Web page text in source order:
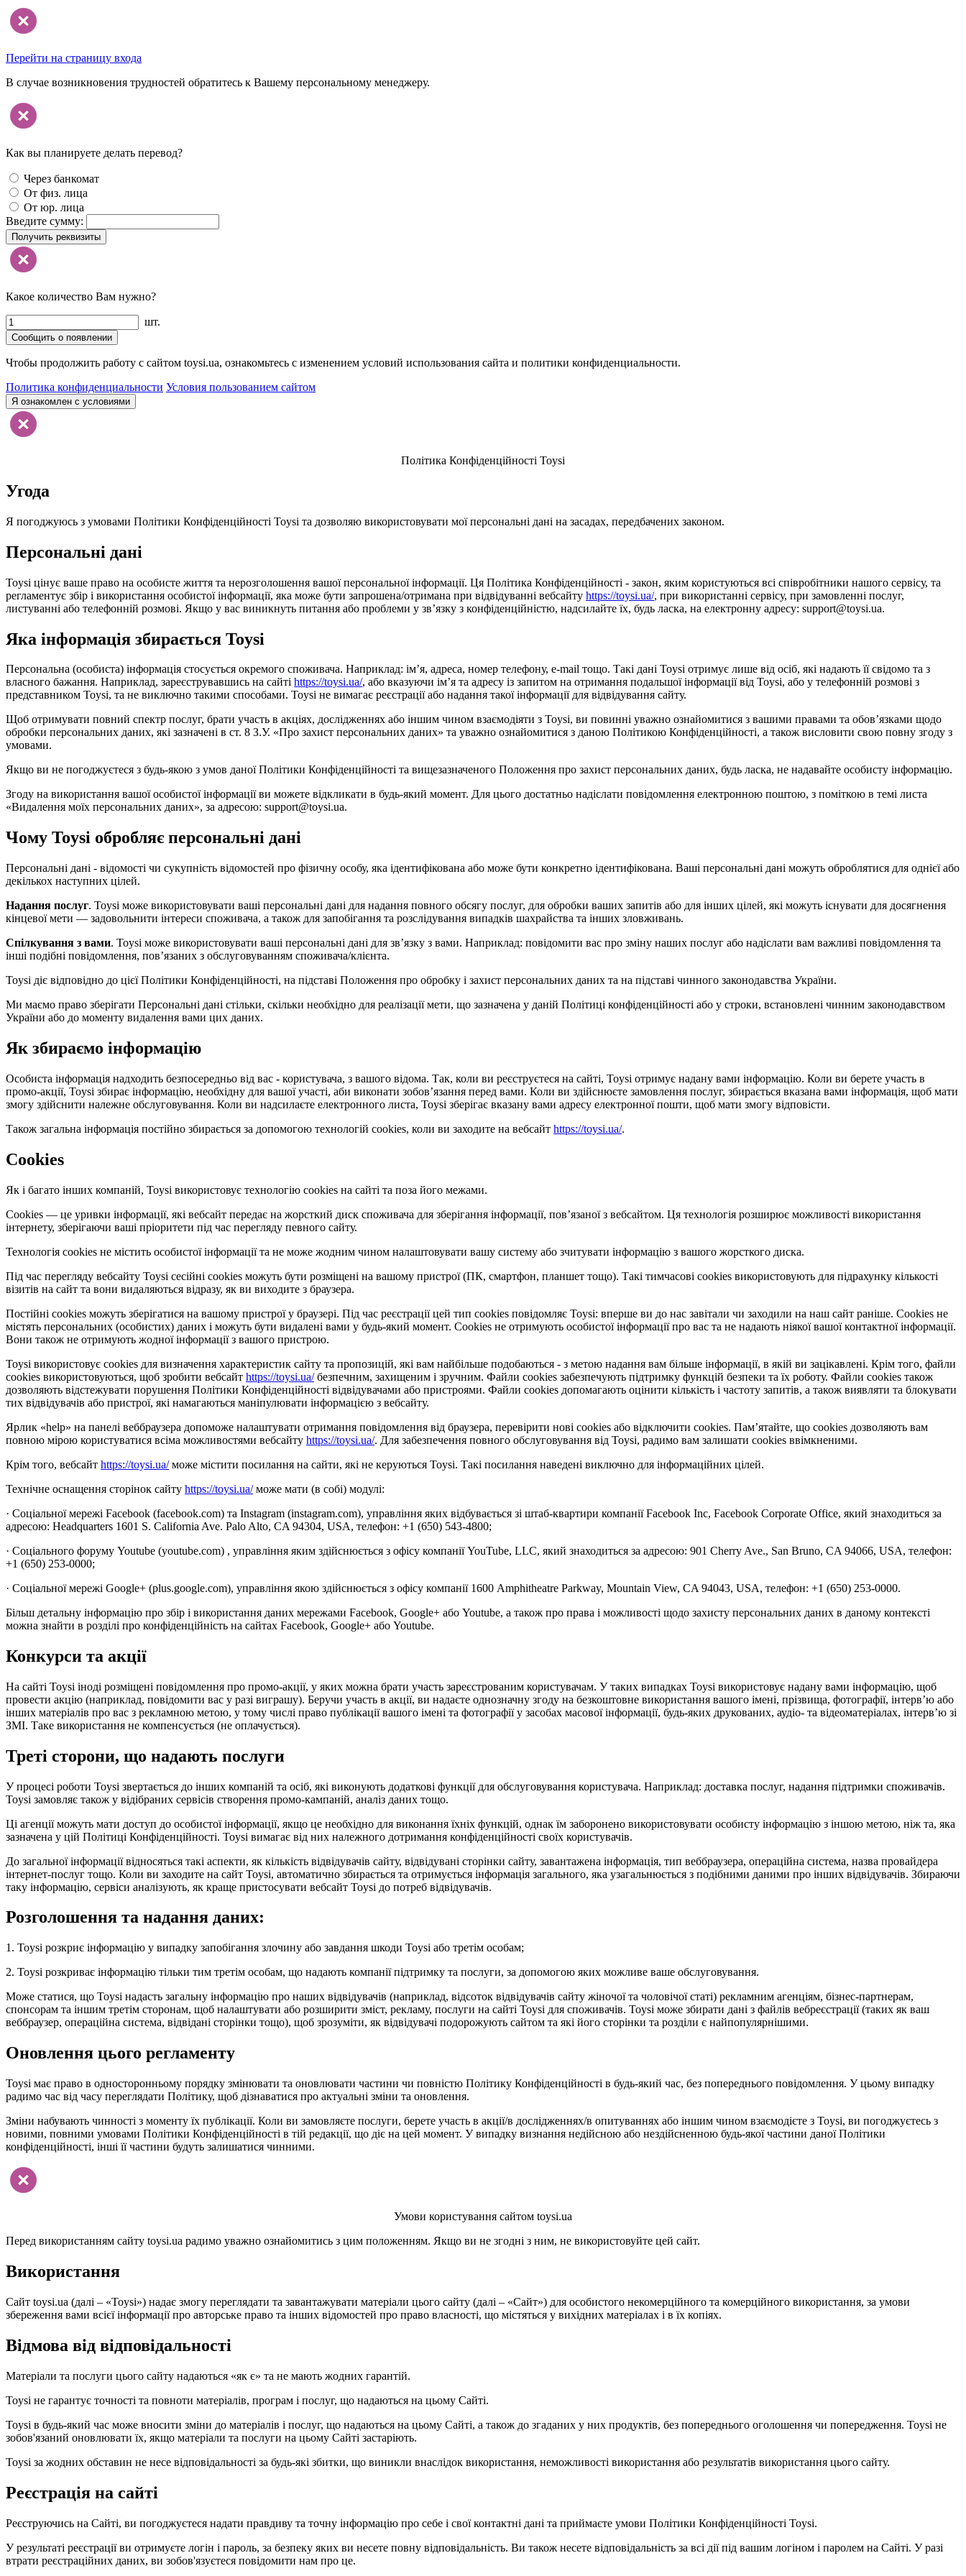
Перейти на страницу входа
В случае возникновения трудностей обратитесь к Вашему персональному менеджеру.
Как вы планируете делать перевод?
Через банкомат
От физ. лица
От юр. лица
Введите сумму:
Получить реквизиты
Какое количество Вам нужно?
шт.
Сообщить о появлении
Чтобы продолжить работу с сайтом toysi.ua, ознакомьтесь с изменением условий использования сайта и политики конфиденциальности.
Политика конфиденциальности Условия пользованием сайтом
Я ознакомлен с условиями
Політика Конфіденційності Toysi
Угода
Я погоджуюсь з умовами Політики Конфіденційності Toysi та дозволяю використовувати мої персональні дані на засадах, передбачених законом.
Персональні дані
Toysi цінує ваше право на особисте життя та нерозголошення вашої персональної інформації. Ця Політика Конфіденційності - закон, яким користуються всі співробітники нашого сервісу, та
регламентує збір і використання особистої інформації, яка може бути запрошена/отримана при відвідуванні вебсайту https://toysi.ua/, при використанні сервісу, при замовленні послуг,
листуванні або телефонній розмові. Якщо у вас виникнуть питання або проблеми у зв’язку з конфіденційністю, надсилайте їх, будь ласка, на електронну адресу: support@toysi.ua.
Яка інформація збирається Toysi
Персональна (особиста) інформація стосується окремого споживача. Наприклад: ім’я, адреса, номер телефону, e-mail тощо. Такі дані Toysi отримує лише від осіб, які надають її свідомо та з
власного бажання. Наприклад, зареєструвавшись на сайті https://toysi.ua/, або вказуючи ім’я та адресу із запитом на отримання подальшої інформації від Toysi, або у телефонній розмові з
представником Toysi, та не виключно такими способами. Toysi не вимагає реєстрації або надання такої інформації для відвідування сайту.
Щоб отримувати повний спектр послуг, брати участь в акціях, дослідженнях або іншим чином взаємодіяти з Toysi, ви повинні уважно ознайомитися з вашими правами та обов’язками щодо
обробки персональних даних, які зазначені в ст. 8 З.У. «Про захист персональних даних» та уважно ознайомитися з даною Політикою Конфіденційності, а також висловити свою повну згоду з
умовами.
Якщо ви не погоджуєтеся з будь-якою з умов даної Політики Конфіденційності та вищезазначеного Положення про захист персональних даних, будь ласка, не надавайте особисту інформацію.
Згоду на використання вашої особистої інформації ви можете відкликати в будь-який момент. Для цього достатньо надіслати повідомлення електронною поштою, з поміткою в темі листа
«Видалення моїх персональних даних», за адресою: support@toysi.ua.
Чому Toysi обробляє персональні дані
Персональні дані - відомості чи сукупність відомостей про фізичну особу, яка ідентифікована або може бути конкретно ідентифікована. Ваші персональні дані можуть оброблятися для однієї або
декількох наступних цілей.
Надання послуг. Toysi може використовувати ваші персональні дані для надання повного обсягу послуг, для обробки ваших запитів або для інших цілей, які можуть існувати для досягнення
кінцевої мети — задовольнити інтереси споживача, а також для запобігання та розслідування випадків шахрайства та інших зловживань.
Спілкування з вами. Toysi може використовувати ваші персональні дані для зв’язку з вами. Наприклад: повідомити вас про зміну наших послуг або надіслати вам важливі повідомлення та
інші подібні повідомлення, пов’язаних з обслуговуванням споживача/клієнта.
Toysi діє відповідно до цієї Політики Конфіденційності, на підставі Положення про обробку і захист персональних даних та на підставі чинного законодавства України.
Ми маємо право зберігати Персональні дані стільки, скільки необхідно для реалізації мети, що зазначена у даній Політиці конфіденційності або у строки, встановлені чинним законодавством
України або до моменту видалення вами цих даних.
Як збираємо інформацію
Особиста інформація надходить безпосередньо від вас - користувача, з вашого відома. Так, коли ви реєструєтеся на сайті, Toysi отримує надану вами інформацію. Коли ви берете участь в
промо-акції, Toysi збирає інформацію, необхідну для вашої участі, аби виконати зобов’язання перед вами. Коли ви здійснюєте замовлення послуг, збирається вказана вами інформація, щоб мати
змогу здійснити належне обслуговування. Коли ви надсилаєте електронного листа, Toysi зберігає вказану вами адресу електронної пошти, щоб мати змогу відповісти.
Також загальна інформація постійно збирається за допомогою технологій cookies, коли ви заходите на вебсайт https://toysi.ua/.
Cookies
Як і багато інших компаній, Toysi використовує технологію cookies на сайті та поза його межами.
Cookies — це уривки інформації, які вебсайт передає на жорсткий диск споживача для зберігання інформації, пов’язаної з вебсайтом. Ця технологія розширює можливості використання
інтернету, зберігаючи ваші пріоритети під час перегляду певного сайту.
Технологія cookies не містить особистої інформації та не може жодним чином налаштовувати вашу систему або зчитувати інформацію з вашого жорсткого диска.
Під час перегляду вебсайту Toysi сесійні cookies можуть бути розміщені на вашому пристрої (ПК, смартфон, планшет тощо). Такі тимчасові cookies використовують для підрахунку кількості
візитів на сайт та вони видаляються відразу, як ви виходите з браузера.
Постійні cookies можуть зберігатися на вашому пристрої у браузері. Під час реєстрації цей тип cookies повідомляє Toysi: вперше ви до нас завітали чи заходили на наш сайт раніше. Cookies не
містять персональних (особистих) даних і можуть бути видалені вами у будь-який момент. Сookies не отримують особистої інформації про вас та не надають ніякої вашої контактної інформації.
Вони також не отримують жодної інформації з вашого пристрою.
Toysi використовує cookies для визначення характеристик сайту та пропозицій, які вам найбільше подобаються - з метою надання вам більше інформації, в якій ви зацікавлені. Крім того, файли
cookies використовуються, щоб зробити вебсайт https://toysi.ua/безпечним, захищеним і зручним. Файли cookies забезпечують підтримку функцій безпеки та їх роботу. Файли cookies також
дозволяють відстежувати порушення Політики Конфіденційності відвідувачами або пристроями. Файли cookies допомагають оцінити кількість і частоту запитів, а також виявляти та блокувати
тих відвідувачів або пристрої, які намагаються маніпулювати інформацією з вебсайту.
Ярлик «help» на панелі веббраузера допоможе налаштувати отримання повідомлення від браузера, перевірити нові cookies або відключити cookies. Пам’ятайте, що cookies дозволяють вам
повною мірою користуватися всіма можливостями вебсайту https://toysi.ua/. Для забезпечення повного обслуговування від Toysi, радимо вам залишати cookies ввімкненими.
Крім того, вебсайт https://toysi.ua/може містити посилання на сайти, які не керуються Toysi. Такі посилання наведені виключно для інформаційних цілей.
Технічне оснащення сторінок сайту https://toysi.ua/може мати (в собі) модулі:
· Соціальної мережі Facebook (facebook.com) та Instagram (instagram.com), управління яких відбувається зі штаб-квартири компанії Facebook Inc, Facebook Corporate Office, який знаходиться за
адресою: Headquarters 1601 S. California Ave. Palo Alto, CA 94304, USA, телефон: +1 (650) 543-4800;
· Соціального форуму Youtube (youtube.com) , управління яким здійснюється з офісу компанії YouTube, LLC, який знаходиться за адресою: 901 Cherry Ave., San Bruno, CA 94066, USA, телефон:
+1 (650) 253-0000;
· Соціальної мережі Google+ (plus.google.com), управління якою здійснюється з офісу компанії 1600 Amphitheatre Parkway, Mountain View, CA 94043, USA, телефон: +1 (650) 253-0000.
Більш детальну інформацію про збір і використання даних мережами Facebook, Google+ або Youtube, а також про права і можливості щодо захисту персональних даних в даному контексті
можна знайти в розділі про конфіденційність на сайтах Facebook, Google+ або Youtube.
Конкурси та акції
На сайті Toysi іноді розміщені повідомлення про промо-акції, у яких можна брати участь зареєстрованим користувачам. У таких випадках Toysi використовує надану вами інформацію, щоб
провести акцію (наприклад, повідомити вас у разі виграшу). Беручи участь в акції, ви надаєте однозначну згоду на безкоштовне використання вашого імені, прізвища, фотографії, інтерв’ю або
інших матеріалів про вас з рекламною метою, у тому числі право публікації вашого імені та фотографії у засобах масової інформації, будь-яких друкованих, аудіо- та відеоматеріалах, інтерв’ю зі
ЗМІ. Таке використання не компенсується (не оплачується).
Треті сторони, що надають послуги
У процесі роботи Toysi звертається до інших компаній та осіб, які виконують додаткові функції для обслуговування користувача. Наприклад: доставка послуг, надання підтримки споживачів.
Toysi замовляє також у відібраних сервісів створення промо-кампаній, аналіз даних тощо.
Ці агенції можуть мати доступ до особистої інформації, якщо це необхідно для виконання їхніх функцій, однак їм заборонено використовувати особисту інформацію з іншою метою, ніж та, яка
зазначена у цій Політиці Конфіденційності. Toysi вимагає від них належного дотримання конфіденційності своїх користувачів.
До загальної інформації відносяться такі аспекти, як кількість відвідувачів сайту, відвідувані сторінки сайту, завантажена інформація, тип веббраузера, операційна система, назва провайдера
інтернет-послуг тощо. Коли ви заходите на сайт Toysi, автоматично збирається та отримується інформація загального, яка узагальнюється з подібними даними про інших відвідувачів. Збираючи
таку інформацію, сервіси аналізують, як краще пристосувати вебсайт Toysi до потреб відвідувачів.
Розголошення та надання даних:
1. Toysi розкриє інформацію у випадку запобігання злочину або завдання шкоди Toysi або третім особам;
2. Toysi розкриває інформацію тільки тим третім особам, що надають компанії підтримку та послуги, за допомогою яких можливе ваше обслуговування.
Може статися, що Toysi надасть загальну інформацію про наших відвідувачів (наприклад, відсоток відвідувачів сайту жіночої та чоловічої статі) рекламним агенціям, бізнес-партнерам,
спонсорам та іншим третім сторонам, щоб налаштувати або розширити зміст, рекламу, послуги на сайті Toysi для споживачів. Toysi може збирати дані з файлів вебреєстрації (таких як ваш
веббраузер, операційна система, відвідані сторінки тощо), щоб зрозуміти, як відвідувачі подорожують сайтом та які його сторінки та розділи є найпопулярнішими.
Оновлення цього регламенту
Toysi має право в односторонньому порядку змінювати та оновлювати частини чи повністю Політику Конфіденційності в будь-який час, без попереднього повідомлення. У цьому випадку
радимо час від часу переглядати Політику, щоб дізнаватися про актуальні зміни та оновлення.
Зміни набувають чинності з моменту їх публікації. Коли ви замовляєте послуги, берете участь в акції/в дослідженнях/в опитуваннях або іншим чином взаємодієте з Toysi, ви погоджуєтесь з
новими, повними умовами Політики Конфіденційності в тій редакції, що діє на цей момент. У випадку визнання недійсною або нездійсненною будь-якої частини даної Політики
конфіденційності, інші її частини будуть залишатися чинними.
Умови користування сайтом toysi.ua
Перед використанням сайту toysi.ua радимо уважно ознайомитись з цим положенням. Якщо ви не згодні з ним, не використовуйте цей сайт.
Використання
Сайт toysi.ua (далі – «Toysi») надає змогу переглядати та завантажувати матеріали цього сайту (далі – «Сайт») для особистого некомерційного та комерційного використання, за умови
збереження вами всієї інформації про авторське право та інших відомостей про право власності, що містяться у вихідних матеріалах і в їх копіях.
Відмова від відповідальності
Матеріали та послуги цього сайту надаються «як є» та не мають жодних гарантій.
Toysi не гарантує точності та повноти матеріалів, програм і послуг, що надаються на цьому Сайті.
Toysi в будь-який час може вносити зміни до матеріалів і послуг, що надаються на цьому Сайті, а також до згаданих у них продуктів, без попереднього оголошення чи попередження. Toysi не
зобов'язаний оновлювати їх, якщо матеріали та послуги на цьому Сайті застаріють.
Toysi за жодних обставин не несе відповідальності за будь-які збитки, що виникли внаслідок використання, неможливості використання або результатів використання цього сайту.
Реєстрація на сайті
Реєструючись на Сайті, ви погоджуєтеся надати правдиву та точну інформацію про себе і свої контактні дані та приймаєте умови Політики Конфіденційності Toysi.
У результаті реєстрації ви отримуєте логін і пароль, за безпеку яких ви несете повну відповідальність. Ви також несете відповідальність за всі дії під вашим логіном і паролем на Сайті. У разі
втрати реєстраційних даних, ви зобов'язуєтеся повідомити нам про це.